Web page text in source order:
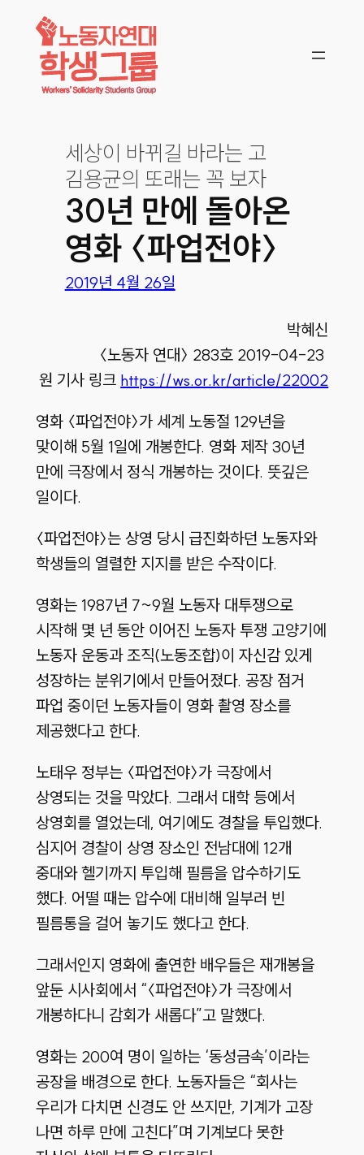
콘텐츠로
바로가기
세상이 바뀌길 바라는 고
김용균의 또래는 꼭 보자
30년 만에 돌아온
영화 〈파업전야〉
2019년 4월 26일
박혜신
〈노동자 연대〉 283호 2019-04-23
원 기사 링크 https://ws.or.kr/article/22002
영화 〈파업전야〉가 세계 노동절 129년을
맞이해 5월 1일에 개봉한다. 영화 제작 30년
만에 극장에서 정식 개봉하는 것이다. 뜻깊은
일이다.
〈파업전야〉는 상영 당시 급진화하던 노동자와
학생들의 열렬한 지지를 받은 수작이다.
영화는 1987년 7~9월 노동자 대투쟁으로
시작해 몇 년 동안 이어진 노동자 투쟁 고양기에
노동자 운동과 조직(노동조합)이 자신감 있게
성장하는 분위기에서 만들어졌다. 공장 점거
파업 중이던 노동자들이 영화 촬영 장소를
제공했다고 한다.
노태우 정부는 〈파업전야〉가 극장에서
상영되는 것을 막았다. 그래서 대학 등에서
상영회를 열었는데, 여기에도 경찰을 투입했다.
심지어 경찰이 상영 장소인 전남대에 12개
중대와 헬기까지 투입해 필름을 압수하기도
했다. 어떨 때는 압수에 대비해 일부러 빈
필름통을 걸어 놓기도 했다고 한다.
그래서인지 영화에 출연한 배우들은 재개봉을
앞둔 시사회에서 “〈파업전야〉가 극장에서
개봉하다니 감회가 새롭다”고 말했다.
영화는 200여 명이 일하는 ‘동성금속’이라는
공장을 배경으로 한다. 노동자들은 “회사는
우리가 다치면 신경도 안 쓰지만, 기계가 고장
나면 하루 만에 고친다”며 기계보다 못한